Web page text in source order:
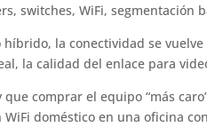
switches, WiFi, segmentación
híbrido, la conectividad se
la calidad del enlace para
comprar el equipo “más
doméstico en una oficina